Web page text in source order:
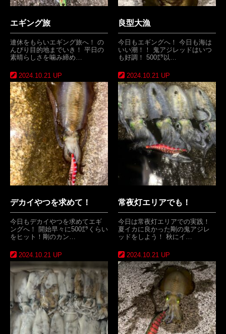
エギング旅
連休をもらいエギング旅へ！ の
んびり目的地までいき！ 平日の
素晴らしさを噛み締め…
良型大漁
今日もエギングへ！ 今日も海は
いい潮！！ 鬼アジレッドはいつ
も好調！ 500㌘以…
2024.10.21 UP
デカイやつを求めて！
今日もデカイやつを求めてエギ
ングへ！ 開始早々に500㌘くらい
をヒット！剛のカン…
2024.10.21 UP
常夜灯エリアでも！
今日は常夜灯エリアでの実践！
夏イカに良かった剛の鬼アジレ
ッドをしよう！ 秋にイ…
2024.10.21 UP 2024.10.21 UP